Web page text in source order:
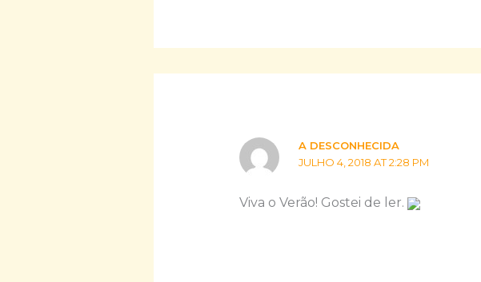
A DESCONHECIDA
JULHO 4, 2018 AT 2:28 PM
Viva o Verão! Gostei de ler.